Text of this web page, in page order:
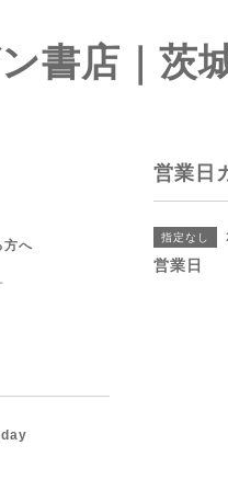
書店｜茨
営業日
指定なし
営業日
方へ